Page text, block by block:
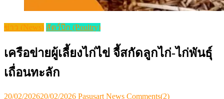
ข่าว (News) สัตว์ปีก (Poultry)
เครือข่ายผู้เลี้ยงไก่ไข่ จี้สกัดลูกไก่-ไก่พันธุ์
เถื่อนทะลัก
Posted
20/02/202620/02/2026 Author
Pasusart News Comments(2)